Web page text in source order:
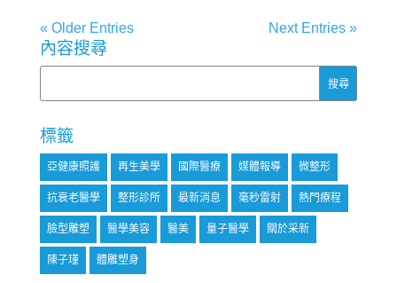
« Older Entries Next Entries »
內容搜尋
標籤
亞健康照護 再生美學 國際醫療 媒體報導 微整形
抗衰老醫學 整形診所 最新消息 毫秒雷射 熱門療程
臉型雕塑 醫學美容 醫美 量子醫學 關於采新
陳子瑾 體雕塑身